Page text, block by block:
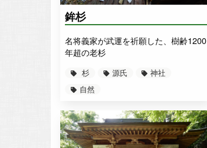
鉾杉
名将義家が武運を祈願した、樹齢1200
年超の老杉
杉 源氏
神社
自然